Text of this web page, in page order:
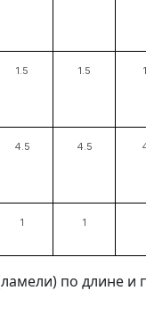
1.5 1.5
4.5 4.5
1 1
по длине и